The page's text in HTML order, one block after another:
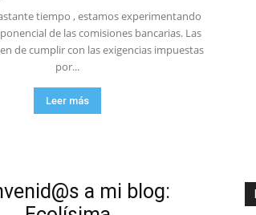
economia.
tiempo , estamos experimentando
de las comisiones bancarias. Las
de cumplir con las exigencias impuestas
por...
Leer más
a mi blog: